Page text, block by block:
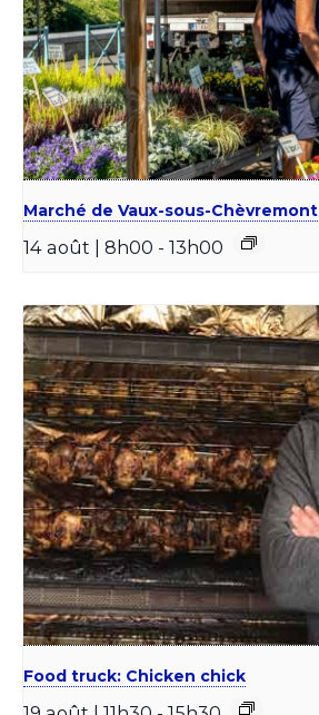
Marché de Vaux-sous-Chèvremont
14 août | 8h00 - 13h00
Food truck: Chicken chick